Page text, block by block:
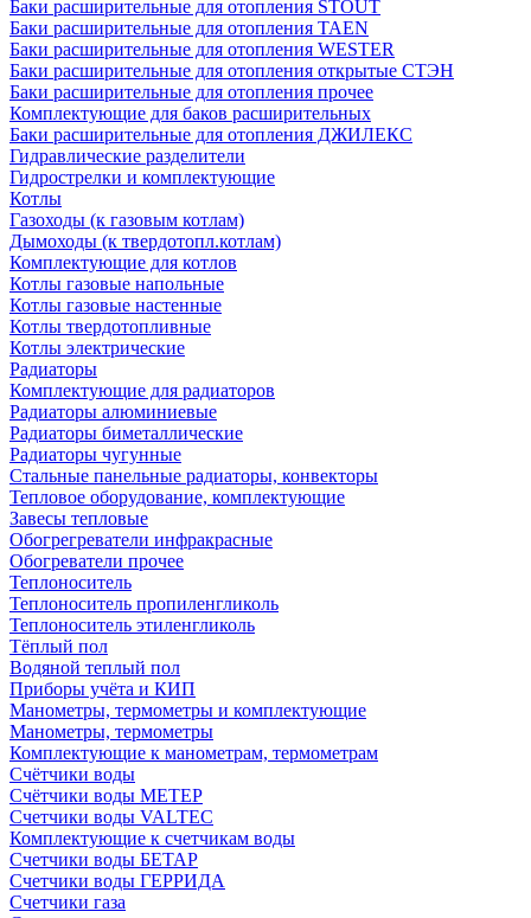
Баки расширительные для отопления STOUT
Баки расширительные для отопления TAEN
Баки расширительные для отопления WESTER
Баки расширительные для отопления открытые СТЭН
Баки расширительные для отопления прочее
Комплектующие для баков расширительных
Баки расширительные для отопления ДЖИЛЕКС
Гидравлические разделители
Гидрострелки и комплектующие
Котлы
Газоходы (к газовым котлам)
Дымоходы (к твердотопл.котлам)
Комплектующие для котлов
Котлы газовые напольные
Котлы газовые настенные
Котлы твердотопливные
Котлы электрические
Радиаторы
Комплектующие для радиаторов
Радиаторы алюминиевые
Радиаторы биметаллические
Радиаторы чугунные
Стальные панельные радиаторы, конвекторы
Тепловое оборудование, комплектующие
Завесы тепловые
Обогрегреватели инфракрасные
Обогреватели прочее
Теплоноситель
Теплоноситель пропиленгликоль
Теплоноситель этиленгликоль
Тёплый пол
Водяной теплый пол
Приборы учёта и КИП
Манометры, термометры и комплектующие
Манометры, термометры
Комплектующие к манометрам, термометрам
Счётчики воды
Счётчики воды МЕТЕР
Счетчики воды VALTEC
Комплектующие к счетчикам воды
Счетчики воды БЕТАР
Счетчики воды ГЕРРИДА
Счетчики газа